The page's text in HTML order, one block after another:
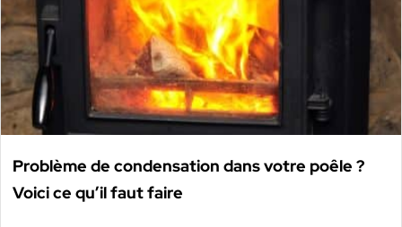
Problème de condensation dans votre poêle ?
Voici ce qu’il faut faire